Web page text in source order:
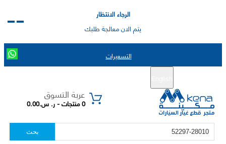
الرجاء الانتظار
يتم الان معالجة طلبك
التسعيرات
عربة التسوق
0 منتجات - ر. س.0.00
بحث